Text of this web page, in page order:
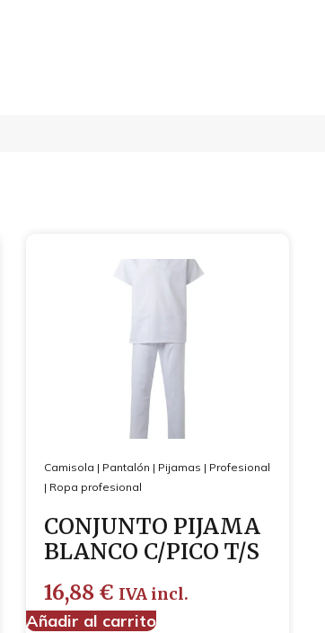
Camisola | Pantalón | Pijamas | Profesional
| Ropa profesional
CONJUNTO PIJAMA
BLANCO C/PICO T/S
16,88 € IVA incl.
Añadir al carrito